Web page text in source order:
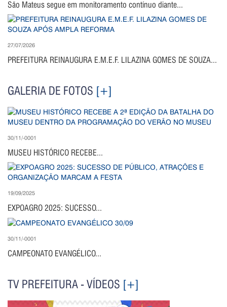
São Mateus segue em monitoramento contínuo diante...
27/07/2026
PREFEITURA REINAUGURA E.M.E.F. LILAZINA GOMES DE SOUZA...
GALERIA DE FOTOS [+]
30/11/-0001
MUSEU HISTÓRICO RECEBE...
19/09/2025
EXPOAGRO 2025: SUCESSO...
30/11/-0001
CAMPEONATO EVANGÉLICO...
TV PREFEITURA - VÍDEOS [+]